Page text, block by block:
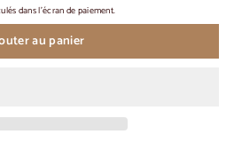
dans l'écran de paiement.
au panier